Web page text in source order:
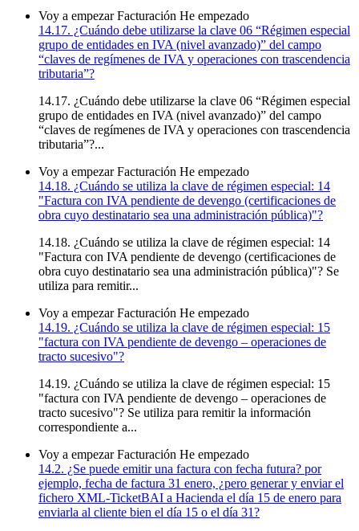
Voy a empezar Facturación He empezado
14.17. ¿Cuándo debe utilizarse la clave 06 “Régimen especial
grupo de entidades en IVA (nivel avanzado)” del campo
“claves de regímenes de IVA y operaciones con trascendencia
tributaria”?
14.17. ¿Cuándo debe utilizarse la clave 06 “Régimen especial
grupo de entidades en IVA (nivel avanzado)” del campo
“claves de regímenes de IVA y operaciones con trascendencia
tributaria”?...
Voy a empezar Facturación He empezado
14.18. ¿Cuándo se utiliza la clave de régimen especial: 14
"Factura con IVA pendiente de devengo (certificaciones de
obra cuyo destinatario sea una administración pública)"?
14.18. ¿Cuándo se utiliza la clave de régimen especial: 14
"Factura con IVA pendiente de devengo (certificaciones de
obra cuyo destinatario sea una administración pública)"? Se
utiliza para remitir...
Voy a empezar Facturación He empezado
14.19. ¿Cuándo se utiliza la clave de régimen especial: 15
"factura con IVA pendiente de devengo – operaciones de
tracto sucesivo"?
14.19. ¿Cuándo se utiliza la clave de régimen especial: 15
"factura con IVA pendiente de devengo – operaciones de
tracto sucesivo"? Se utiliza para remitir la información
correspondiente a...
Voy a empezar Facturación He empezado
14.2. ¿Se puede emitir una factura con fecha futura? por
ejemplo, fecha de factura 31 enero, ¿pero generar y enviar el
fichero XML-TicketBAI a Hacienda el día 15 de enero para
enviarla al cliente bien el día 15 o el día 31?